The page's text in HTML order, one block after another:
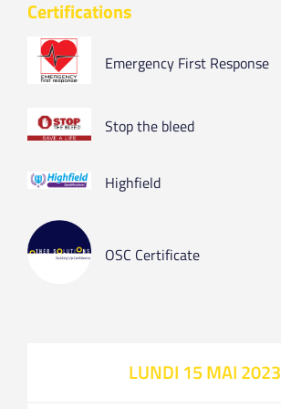
Certifications
Emergency First Response
Stop the bleed
Highfield
OSC Certificate
LUNDI 15 MAI 2023